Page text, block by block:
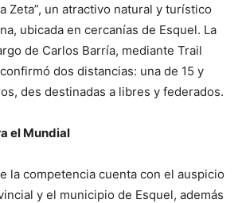
Zeta”, un atractivo natural y turístico
ubicada en cercanías de Esquel. La
de Carlos Barría, mediante Trail
dos distancias: una de 15 y
des destinadas a libres y federados.
el Mundial
la competencia cuenta con el auspicio
y el municipio de Esquel, además